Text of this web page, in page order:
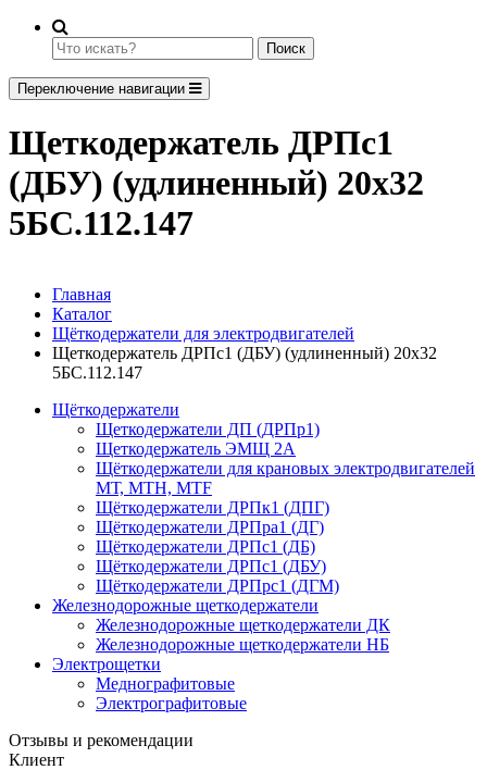
Поиск
Переключение навигации
Щеткодержатель ДРПс1
(ДБУ) (удлиненный) 20х32
5БС.112.147
Главная
Каталог
Щёткодержатели для электродвигателей
Щеткодержатель ДРПс1 (ДБУ) (удлиненный) 20х32
5БС.112.147
Щёткодержатели
Щеткодержатели ДП (ДРПр1)
Щеткодержатель ЭМЩ 2А
Щёткодержатели для крановых электродвигателей
МТ, МТН, МТF
Щёткодержатели ДРПк1 (ДПГ)
Щёткодержатели ДРПра1 (ДГ)
Щёткодержатели ДРПс1 (ДБ)
Щёткодержатели ДРПс1 (ДБУ)
Щёткодержатели ДРПрс1 (ДГМ)
Железнодорожные щеткодержатели
Железнодорожные щеткодержатели ДК
Железнодорожные щеткодержатели НБ
Электрощетки
Меднографитовые
Электрографитовые
Отзывы и рекомендации
Клиент